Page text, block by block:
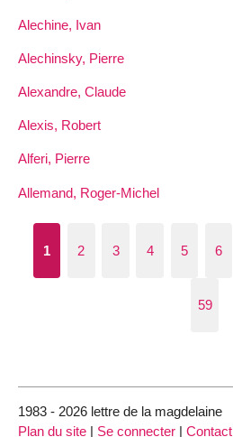
Alechine, Ivan
Alechinsky, Pierre
Alexandre, Claude
Alexis, Robert
Alferi, Pierre
Allemand, Roger-Michel
1 2 3 4 5 6
59
1983 - 2026 lettre de la magdelaine
Plan du site | Se connecter | Contact